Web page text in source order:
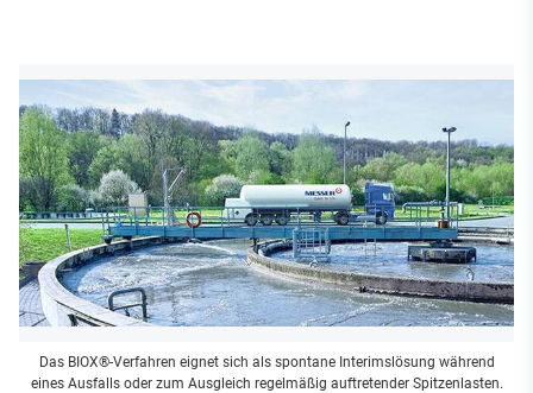
Das BIOX®-Verfahren eignet sich als spontane Interimslösung während
eines Ausfalls oder zum Ausgleich regelmäßig auftretender Spitzenlasten.